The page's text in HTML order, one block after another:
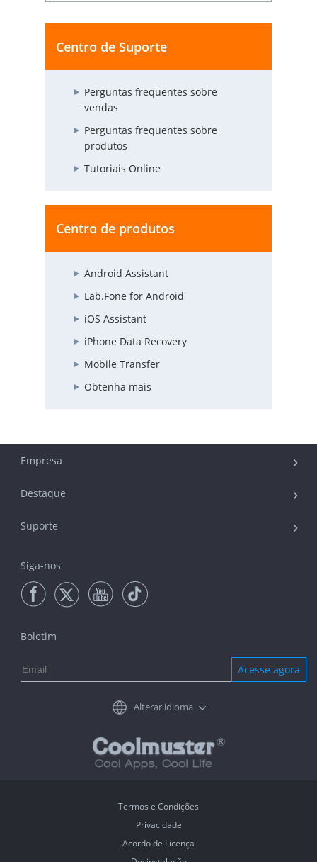
Centro de Suporte
Perguntas frequentes sobre
vendas
Perguntas frequentes sobre
produtos
Tutoriais Online
Centro de produtos
Android Assistant
Lab.Fone for Android
iOS Assistant
iPhone Data Recovery
Mobile Transfer
Obtenha mais
Empresa
Destaque
Suporte
Siga-nos
Boletim
Acesse agora
Alterar idioma
Termos e Condições
Privacidade
Acordo de Licença